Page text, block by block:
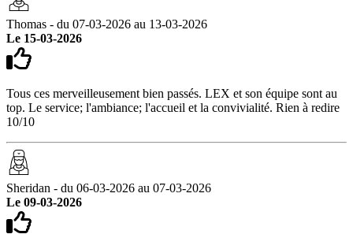
Thomas - du 07-03-2026 au 13-03-2026
Le 15-03-2026
Tous ces merveilleusement bien passés. LEX et son équipe sont au
top. Le service; l'ambiance; l'accueil et la convivialité. Rien à redire
10/10
Sheridan - du 06-03-2026 au 07-03-2026
Le 09-03-2026